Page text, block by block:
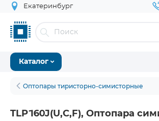
Екатеринбург
Каталог
Оптопары тиристорно-симисторные
TLP160J(U,C,F), Оптопара